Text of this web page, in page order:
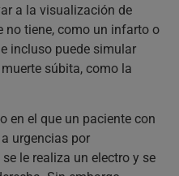
a la visualización de
no tiene, como un infarto o
incluso puede simular
súbita, como la
en el que un paciente con
urgencias por
le realiza un electro y se